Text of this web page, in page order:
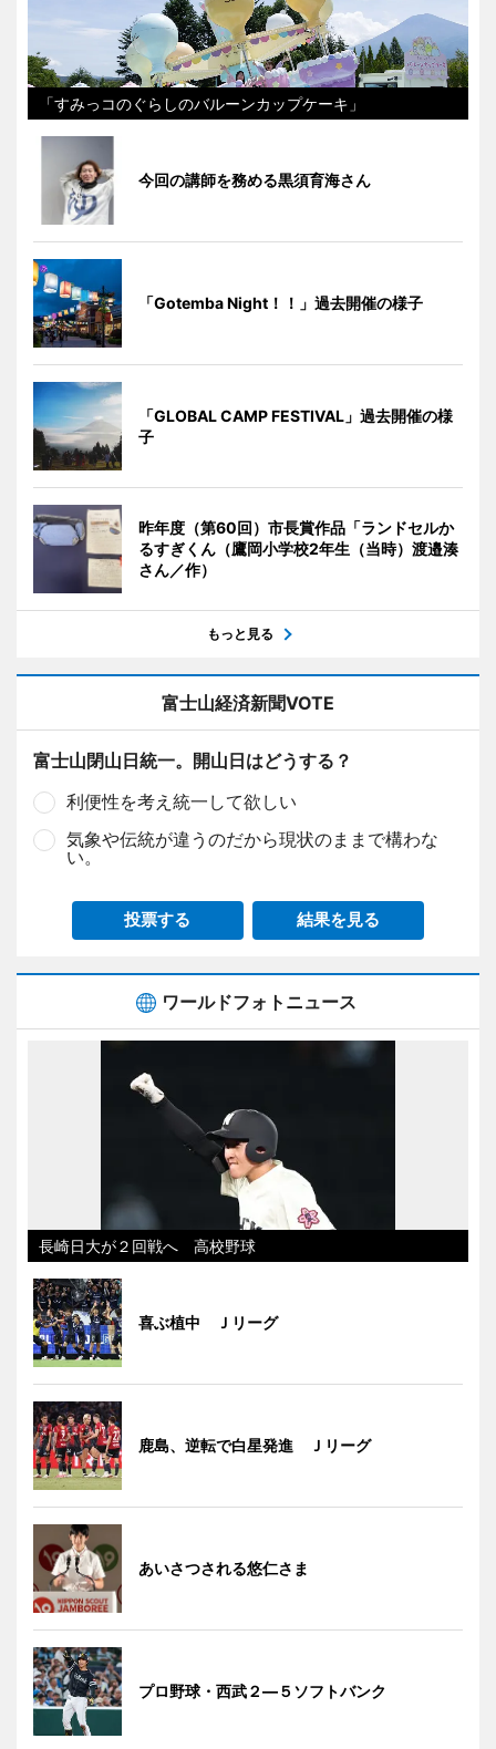
「すみっコのぐらしのバルーンカップケーキ」
今回の講師を務める黒須育海さん
「Gotemba Night！！」過去開催の様子
「GLOBAL CAMP FESTIVAL」過去開催の様
子
昨年度（第60回）市長賞作品「ランドセルか
るすぎくん（鷹岡小学校2年生（当時）渡邉湊
さん／作）
もっと見る
富士山経済新聞VOTE
富士山閉山日統一。開山日はどうする？
利便性を考え統一して欲しい
気象や伝統が違うのだから現状のままで構わな
い。
投票する 結果を見る
ワールドフォトニュース
長崎日大が２回戦へ 高校野球
喜ぶ植中 Ｊリーグ
鹿島、逆転で白星発進 Ｊリーグ
あいさつされる悠仁さま
プロ野球・西武２―５ソフトバンク